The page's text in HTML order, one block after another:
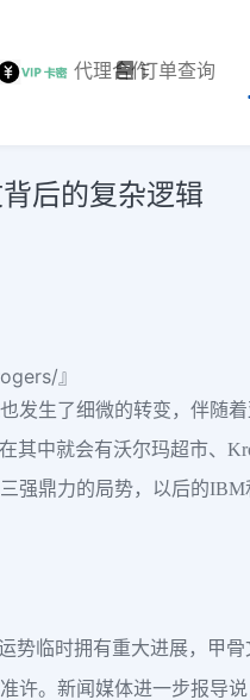
代理合作订单查询
后的复杂逻辑
』
发生了细微的转变，伴随
其中就会有沃尔玛超市、
强鼎力的局势，以后的
势临时拥有重大进展，甲骨
许。新闻媒体进一步报导